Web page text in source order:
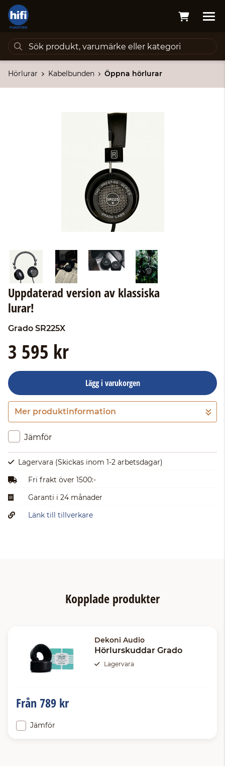
Hörlurar Kabelbunden Öppna hörlurar
Uppdaterad version av klassiska
lurar!
Grado SR225X
3 595 kr
Lägg i varukorgen
Gå till kassan
Mer produktinformation
Jämför
Lagervara (Skickas inom 1-2 arbetsdagar)
Fri frakt över 1500:-
Garanti i 24 månader
Länk till tillverkare
Kopplade produkter
Dekoni Audio
Hörlurskuddar Grado
Lagervara
Från 789 kr
Jämför